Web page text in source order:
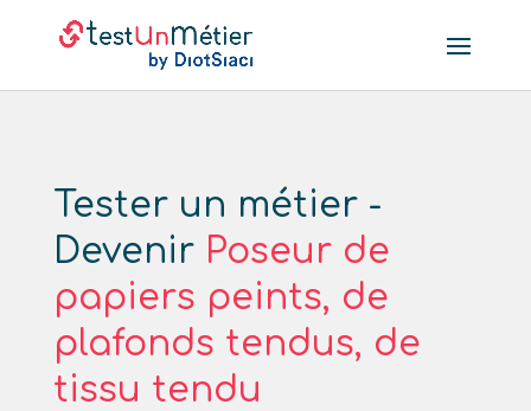
Tester un métier -
Devenir Poseur de
papiers peints, de
plafonds tendus, de
tissu tendu